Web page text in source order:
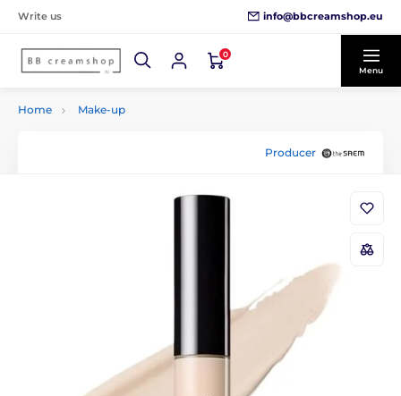
Write us info@bbcreamshop.eu
0
Menu
Home Make-up
Producer